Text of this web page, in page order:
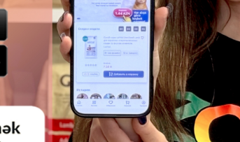
FRESH SPRING
TUALETI ÜÇÜN
KOMKUMLANAN
BIOKAT'S ECO LIGHT
TÖKMƏ, EKOLOJI
PAXLASI VƏ TƏBII
HAZIRLANMIŞ